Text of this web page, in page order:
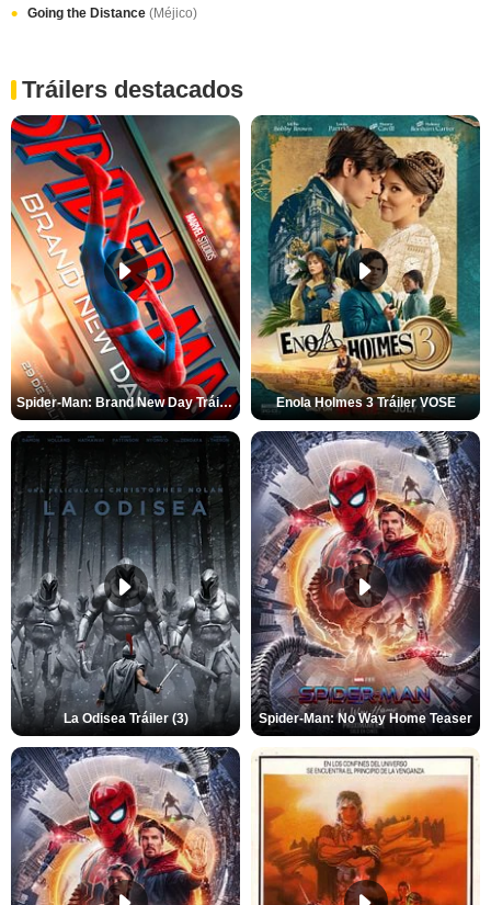
Going the Distance (Méjico)
Tráilers destacados
Spider-Man: Brand New Day Tráiler (3) Enola Holmes 3 Tráiler VOSE
La Odisea Tráiler (3) Spider-Man: No Way Home Teaser